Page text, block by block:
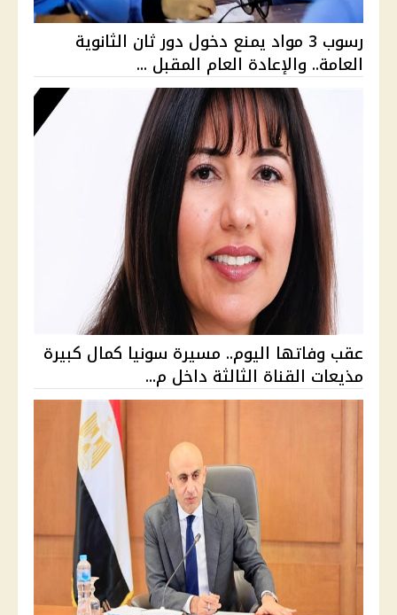
رسوب 3 مواد يمنع دخول دور ثان الثانوية
العامة.. والإعادة العام المقبل ...
عقب وفاتها اليوم.. مسيرة سونيا كمال كبيرة
مذيعات القناة الثالثة داخل م...